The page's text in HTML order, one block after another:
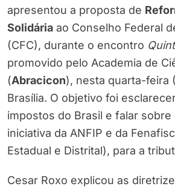
apresentou a proposta de
Solidária ao Conselho Federal
(CFC), durante o encontro
promovido pelo Academia de
(Abracicon), nesta quarta-feira
Brasília. O objetivo foi
impostos do Brasil e falar
iniciativa da ANFIP e da
Estadual e Distrital), para a
Cesar Roxo explicou as